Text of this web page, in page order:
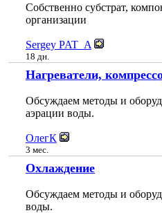
Собственно субстрат,
организации
Sergey PAT_A
18 дн.
Нагреватели,
Обсуждаем методы и
аэрации воды.
ОлегК
3 мес.
Охлаждение
Обсуждаем методы и
воды.